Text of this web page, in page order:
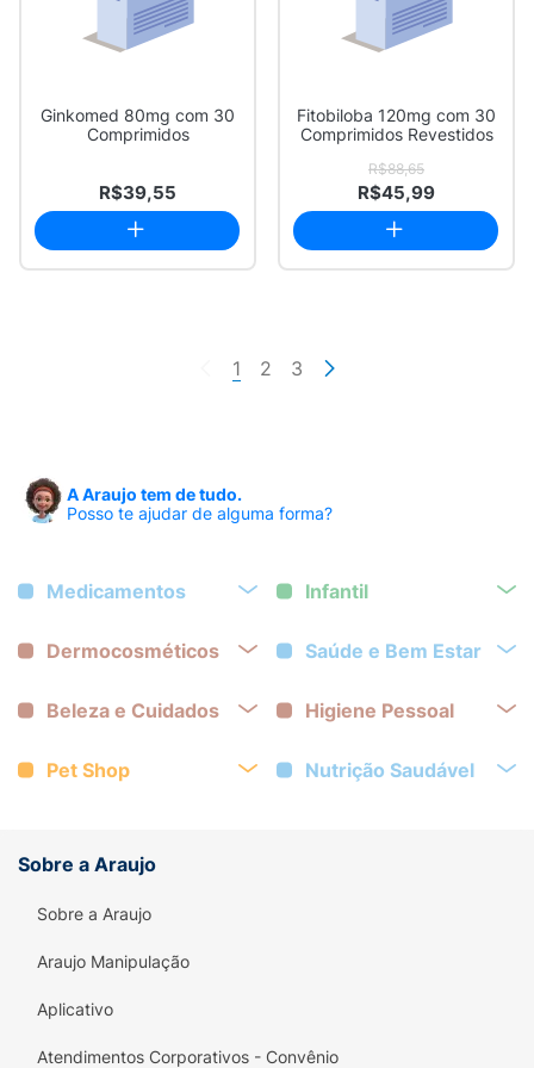
Ginkomed 80mg com 30
Comprimidos
R$39,55
Fitobiloba 120mg com 30
Comprimidos Revestidos
R$88,65
R$45,99
1 2 3
A Araujo tem de tudo.
Posso te ajudar de alguma forma?
Medicamentos Infantil
Dermocosméticos Saúde e Bem Estar
Beleza e Cuidados Higiene Pessoal
Pet Shop Nutrição Saudável
Sobre a Araujo
Sobre a Araujo
Araujo Manipulação
Aplicativo
Atendimentos Corporativos - Convênio